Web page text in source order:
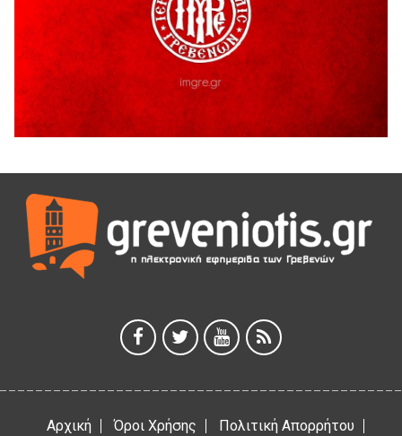
5 Αυγούστου 2026
Η Marseaux στα Γρεβενά για μια μοναδική συναυλία
Θερινό Σινεμά στο πλαίσιο του «Πολιτιστικού
Καλοκαιριού 2026» με την βραβευμένη ταινία «Μικρές
Ανάσες».
εξοπλισμού γυμναστηρίου
5 Αυγούστου 2026
ΑΗ ΛΑΟΣ | 5 Αυγούστου | Υπαίθριο Θέατρο “Καστράκι”,
Γρεβενά
5 Αυγούστου 2026
5 Αυγούστου 2026
Αρχική Όροι Χρήσης
Πολιτική Απορρήτου